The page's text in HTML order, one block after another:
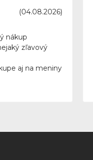
(04.08.2026)
nákup
zľavový
aj na meniny